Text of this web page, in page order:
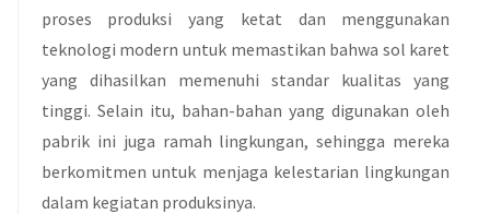
proses produksi yang ketat dan menggunakan
teknologi modern untuk memastikan bahwa sol karet
yang dihasilkan memenuhi standar kualitas yang
tinggi. Selain itu, bahan-bahan yang digunakan oleh
pabrik ini juga ramah lingkungan, sehingga mereka
berkomitmen untuk menjaga kelestarian lingkungan
dalam kegiatan produksinya.